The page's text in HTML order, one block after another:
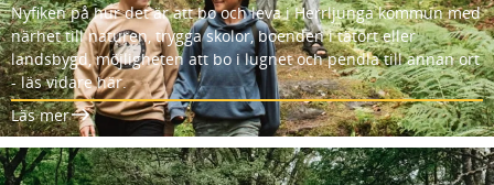
Nyfiken på hur det är att bo och leva i Herrljunga kommun med
närhet till naturen, trygga skolor, boenden i tätort eller
landsbygd, möjligheten att bo i lugnet och pendla till annan ort
- läs vidare här.
Läs mer